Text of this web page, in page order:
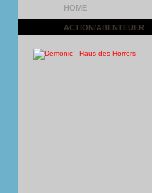
HOME
ACTION/ABENTEUER